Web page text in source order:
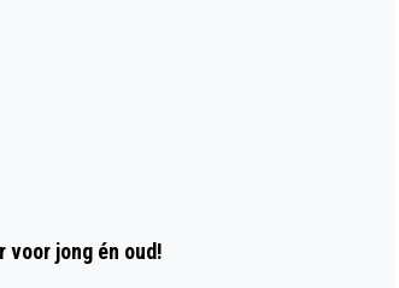
voor jong én oud!